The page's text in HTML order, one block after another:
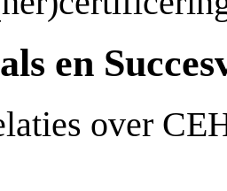
en
over